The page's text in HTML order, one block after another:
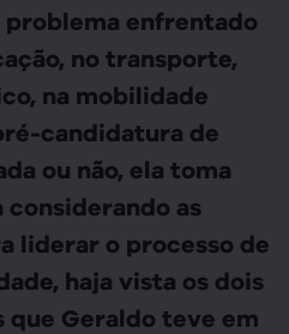
problema enfrentado
no transporte,
na mobilidade
candidatura de
ou não, ela toma
considerando as
liderar o processo de
haja vista os dois
Geraldo teve em